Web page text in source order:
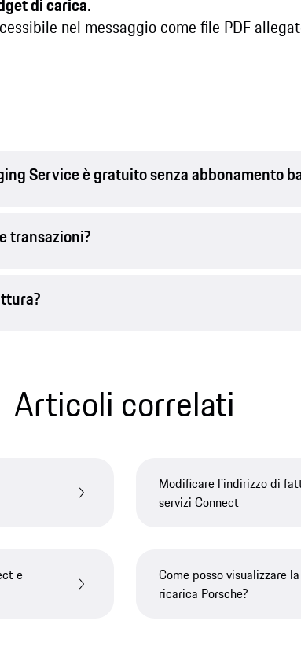
di carica.
nel messaggio come file PDF
Service è gratuito senza abbonamento
transazioni?
Articoli correlati
Modificare l'indirizzo di
servizi Connect
e
Come posso visualizzare
ricarica Porsche?